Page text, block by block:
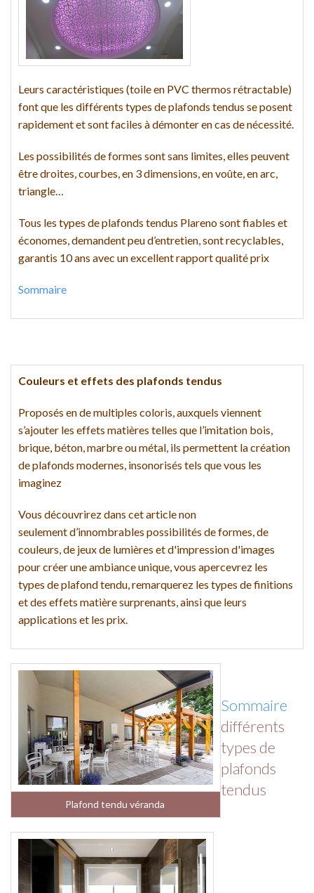
Leurs caractéristiques (toile en PVC thermos rétractable)
font que les différents types de plafonds tendus se posent
rapidement et sont faciles à démonter en cas de nécessité.
Les possibilités de formes sont sans limites, elles peuvent
être droites, courbes, en 3 dimensions, en voûte, en arc,
triangle…
Tous les types de plafonds tendus Plareno sont fiables et
économes, demandent peu d’entretien, sont recyclables,
garantis 10 ans avec un excellent rapport qualité prix
Sommaire
Couleurs et effets des plafonds tendus
Proposés en de multiples coloris, auxquels viennent
s’ajouter les effets matières telles que l’imitation bois,
brique, béton, marbre ou métal, ils permettent la création
de plafonds modernes, insonorisés tels que vous les
imaginez
Vous découvrirez dans cet article non
seulement d’innombrables possibilités de formes, de
couleurs, de jeux de lumières et d'impression d'images
pour créer une ambiance unique, vous apercevrez les
types de plafond tendu, remarquerez les types de finitions
et des effets matière surprenants, ainsi que leurs
applications et les prix.
Plafond tendu véranda
Sommaire
différents
types de
plafonds
tendus